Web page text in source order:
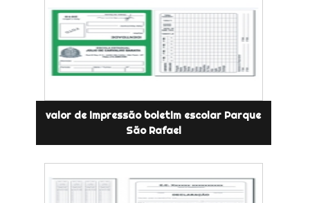
valor de impressão boletim escolar Parque
São Rafael